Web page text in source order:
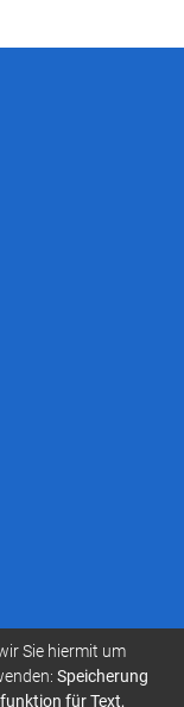
Sie hiermit um
Speicherung
für Text,